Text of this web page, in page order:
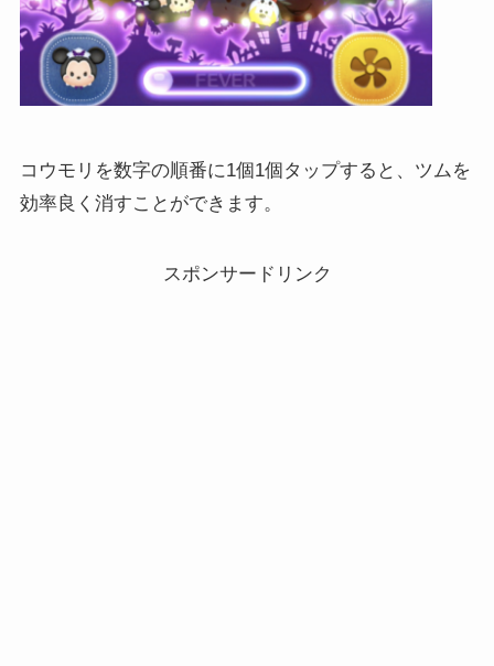
コウモリを数字の順番に1個1個タップすると、ツムを
効率良く消すことができます。
スポンサードリンク